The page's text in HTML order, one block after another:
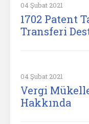
04 Şubat 2021
1702 Patent
Transferi
04 Şubat 2021
Vergi
Hakkında